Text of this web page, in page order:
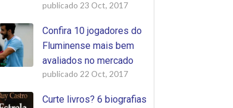
publicado 23 Oct, 2017
Confira 10 jogadores do
Fluminense mais bem
avaliados no mercado
publicado 22 Oct, 2017
Curte livros? 6 biografias